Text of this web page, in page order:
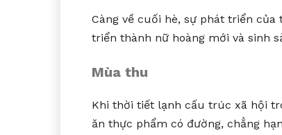
Càng về cuối hè, sự phát triển
triển thành nữ hoàng mới và sinh
Mùa thu
Khi thời tiết lạnh cấu trúc xã hội
ăn thực phẩm có đường, chẳng